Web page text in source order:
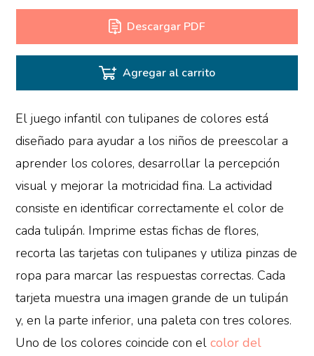
Descargar PDF
Agregar al carrito
El juego infantil con tulipanes de colores está
diseñado para ayudar a los niños de preescolar a
aprender los colores, desarrollar la percepción
visual y mejorar la motricidad fina. La actividad
consiste en identificar correctamente el color de
cada tulipán. Imprime estas fichas de flores,
recorta las tarjetas con tulipanes y utiliza pinzas de
ropa para marcar las respuestas correctas. Cada
tarjeta muestra una imagen grande de un tulipán
y, en la parte inferior, una paleta con tres colores.
Uno de los colores coincide con elcolor del